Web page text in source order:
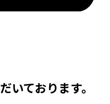
いております。